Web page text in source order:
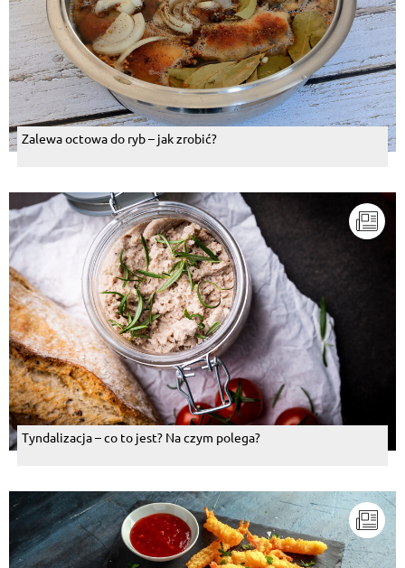
Zalewa octowa do ryb – jak zrobić?
Tyndalizacja – co to jest? Na czym polega?